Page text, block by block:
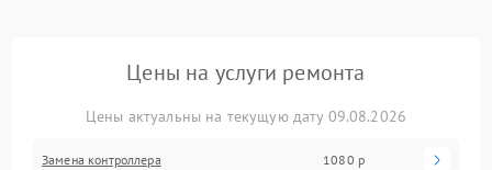
Цены на услуги ремонта
Цены актуальны на текущую дату 09.08.2026
Замена контроллера 1080 р